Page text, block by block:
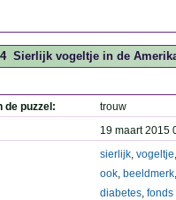
Sierlijk vogeltje in de
de puzzel:
trouw
19 maart 2015
sierlijk, vogeltje
ook, beeldmerk
diabetes, fonds